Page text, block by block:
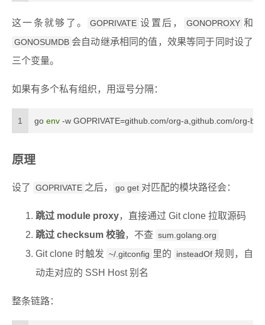
这一条就够了。 GOPRIVATE 设置后， GONOPROXY 和
GONOSUMDB 会自动继承相同的值，效果等同于同时设了
三个变量。
如果有多个私有组织，用逗号分隔：
1 go env -w GOPRIVATE=github.com/org-a,github.com/org-b
原理
设了 GOPRIVATE 之后， go get 对匹配的模块路径会：
跳过 module proxy，直接通过 Git clone 拉取源码
跳过 checksum 校验，不查 sum.golang.org
Git clone 时触发 ~/.gitconfig 里的 insteadOf 规则，自
动走对应的 SSH Host 别名
整条链路：